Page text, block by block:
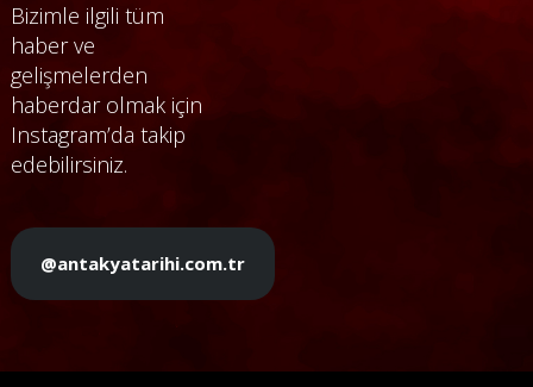
Bizimle ilgili tüm
haber ve
gelişmelerden
haberdar olmak için
Instagram’da takip
edebilirsiniz.
@antakyatarihi.com.tr